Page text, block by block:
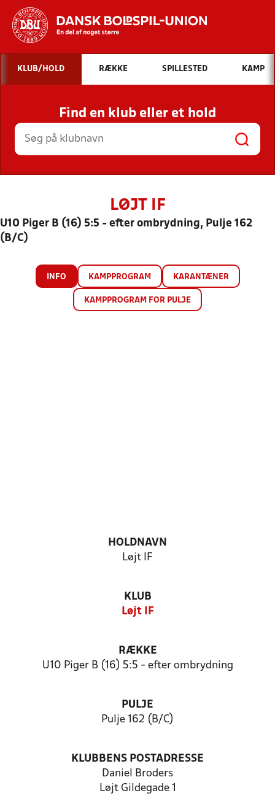
Hvad vil du søge efter?
INDHOLD OG NYHEDER
STILLINGER, RESULTATER, KLUBBER OG
HOLD
KLUB/HOLD RÆKKE SPILLESTED KAMP
Find en klub eller et hold
LØJT IF
U10 Piger B (16) 5:5 - efter ombrydning, Pulje 162
(B/C)
INFO KAMPPROGRAM KARANTÆNER
KAMPPROGRAM FOR PULJE
HOLDNAVN
Løjt IF
KLUB
Løjt IF
RÆKKE
U10 Piger B (16) 5:5 - efter ombrydning
PULJE
Pulje 162 (B/C)
KLUBBENS POSTADRESSE
Daniel Broders
Løjt Gildegade 1